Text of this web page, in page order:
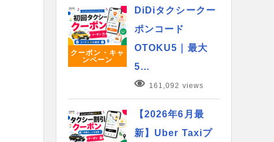
クーポン・キャ
ンペーン
DiDiタクシークー
ポンコード
OTOKU5｜最大
5…
161,092 views
【2026年6月最
新】Uber Taxiプ